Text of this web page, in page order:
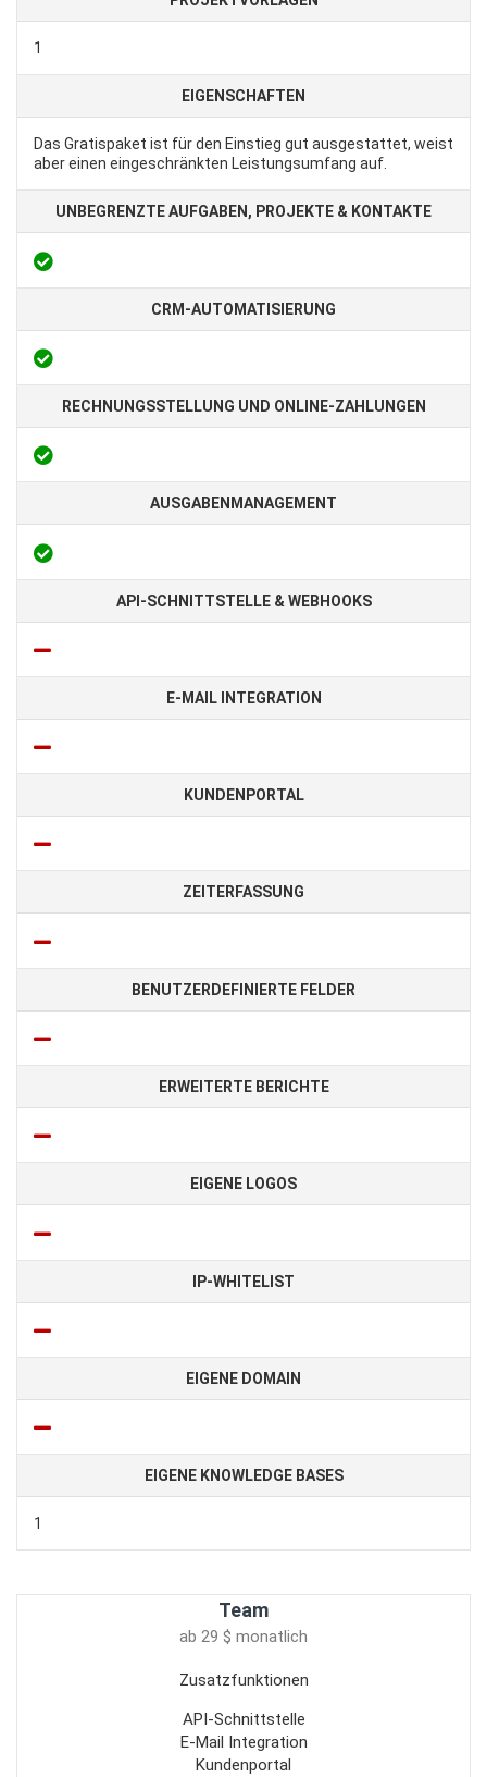
1
EIGENSCHAFTEN
Das Gratispaket ist für den Einstieg gut ausgestattet, weist
aber einen eingeschränkten Leistungsumfang auf.
UNBEGRENZTE AUFGABEN, PROJEKTE & KONTAKTE
CRM-AUTOMATISIERUNG
RECHNUNGSSTELLUNG UND ONLINE-ZAHLUNGEN
AUSGABENMANAGEMENT
API-SCHNITTSTELLE & WEBHOOKS
E-MAIL INTEGRATION
KUNDENPORTAL
ZEITERFASSUNG
BENUTZERDEFINIERTE FELDER
ERWEITERTE BERICHTE
EIGENE LOGOS
IP-WHITELIST
EIGENE DOMAIN
EIGENE KNOWLEDGE BASES
1
Team
ab 29 $ monatlich
Zusatzfunktionen
API-Schnittstelle
E-Mail Integration
Kundenportal